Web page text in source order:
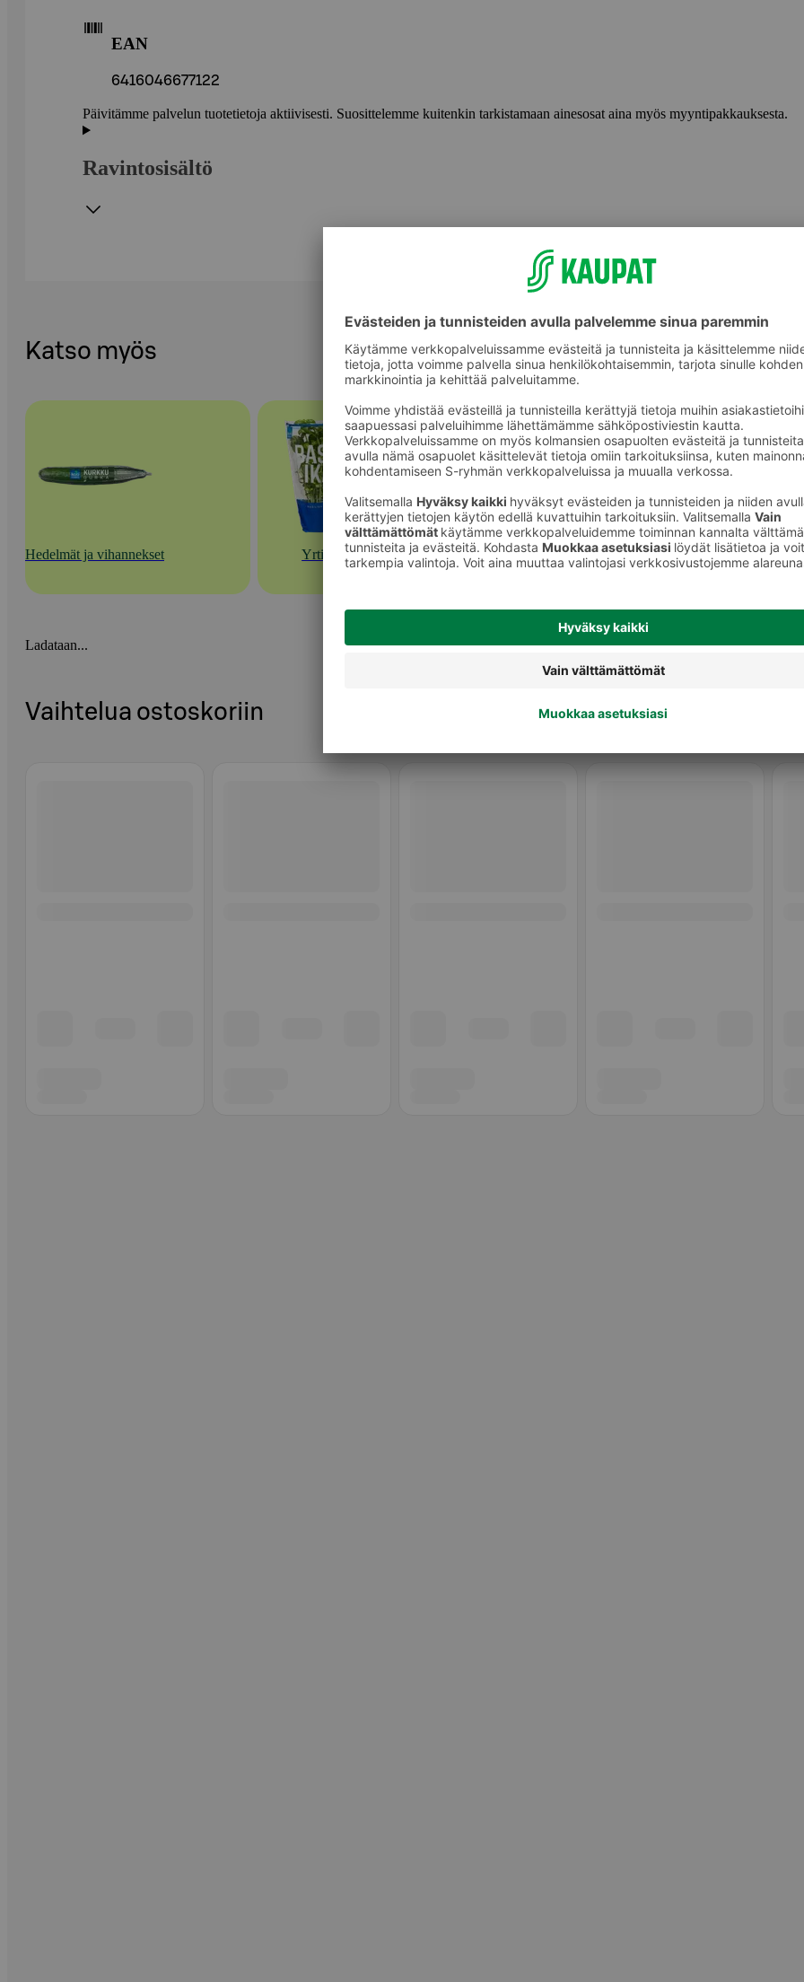
EAN
6416046677122
Päivitämme palvelun tuotetietoja aktiivisesti. Suosittelemme kuitenkin tarkistamaan ainesosat aina myös myyntipakkauksesta.
Ravintosisältö
Katso myös
Hedelmät ja vihannekset Yrtit
Ladataan...
Vaihtelua ostoskoriin